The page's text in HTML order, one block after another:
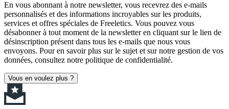
En vous abonnant à notre newsletter, vous recevrez des e-mails
personnalisés et des informations incroyables sur les produits,
services et offres spéciales de Freeletics. Vous pouvez vous
désabonner à tout moment de la newsletter en cliquant sur le lien de
désinscription présent dans tous les e-mails que nous vous
envoyons. Pour en savoir plus sur le sujet et sur notre gestion de vos
données, consultez notre politique de confidentialité.
Vous en voulez plus ?